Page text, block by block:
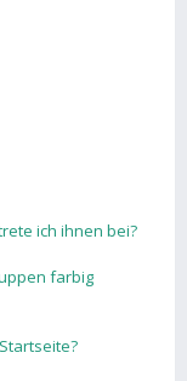
ich ihnen bei?
farbig